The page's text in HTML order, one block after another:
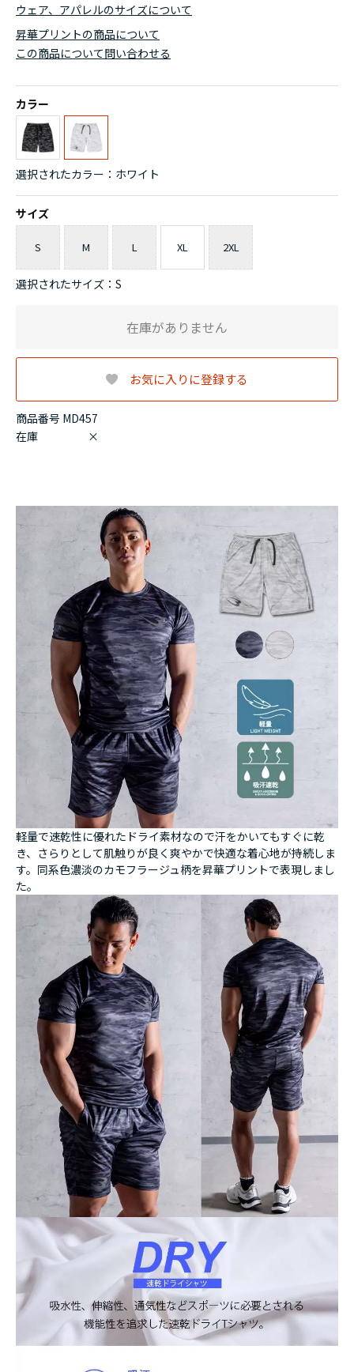
商品番号 MD457
在庫 ×
ウェア、アパレルのサイズについて
昇華プリントの商品について
カラー
選択されたカラー：ホワイト
サイズ
S M L XL 2XL
選択されたサイズ：S
お気に入りに登録する
在庫がありません
この商品について問い合わせる
軽量で速乾性に優れたドライ素材なので汗をかいてもすぐに乾
き、さらりとして肌触りが良く爽やかで快適な着心地が持続しま
す。同系色濃淡のカモフラージュ柄を昇華プリントで表現しまし
た。